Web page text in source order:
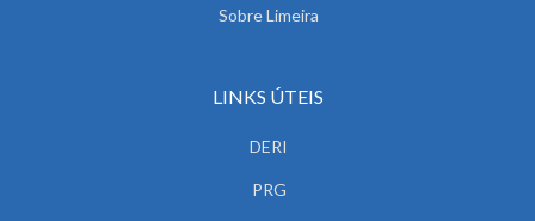
Sobre Limeira
LINKS ÚTEIS
DERI
PRG